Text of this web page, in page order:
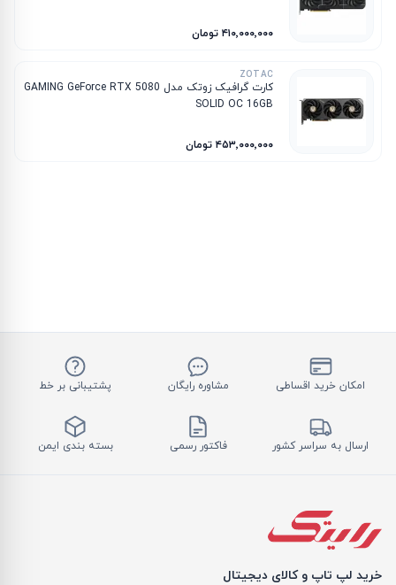
۴۱۰٬۰۰۰٬۰۰۰ تومان
ZOTAC
کارت گرافیک زوتک مدل GAMING GeForce RTX 5080
SOLID OC 16GB
۴۵۳٬۰۰۰٬۰۰۰ تومان
امکان خرید اقساطی مشاوره رایگان پشتیبانی بر خط
ارسال به سراسر کشور فاکتور رسمی بسته بندی ایمن
خرید لپ تاپ و کالای دیجیتال